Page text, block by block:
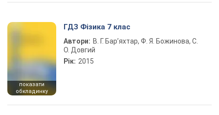
показати
обкладинку
ГДЗ Фізика 7 клас
Автори: В. Г. Бар’яхтар, Ф. Я. Божинова, С.
О. Довгий
Рік: 2015